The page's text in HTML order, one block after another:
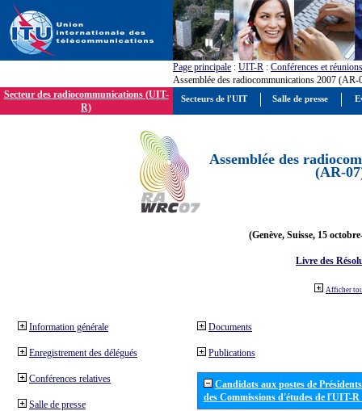
Page principale : UIT-R : Conférences et réunions
Assemblée des radiocommunications 2007 (AR-
Secteur des radiocommunications (UIT-
R)
Assemblée des
(AR-
(Genève, Suisse, 15
Livre des
Afficher
Information générale
Enregistrement des délégués
Conférences relatives
Salle de presse
Documents
Publications
Candidats aux postes de
des Commissions d'études de l'UIT-
Secteurs de l'UIT Salle de presse